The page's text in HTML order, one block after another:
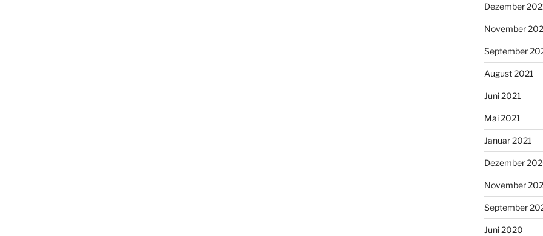
Dezember
November
September
August 2021
Juni 2021
Mai 2021
Januar 2021
Dezember
November
September
Juni 2020